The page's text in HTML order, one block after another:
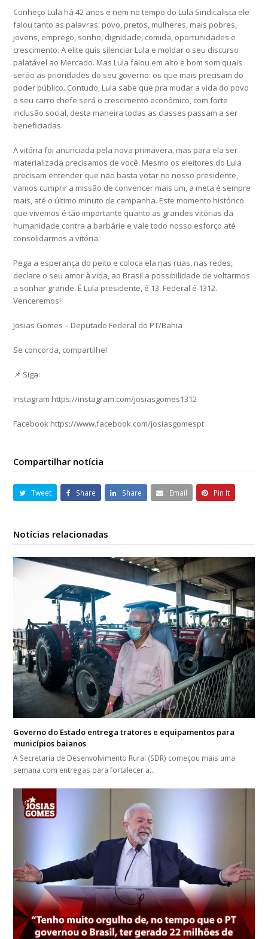
Conheço Lula há 42 anos e nem no tempo do Lula Sindicalista ele
falou tanto as palavras: povo, pretos, mulheres, mais pobres,
jovens, emprego, sonho, dignidade, comida, oportunidades e
crescimento. A elite quis silenciar Lula e moldar o seu discurso
palatável ao Mercado. Mas Lula falou em alto e bom som quais
serão as prioridades do seu governo: os que mais precisam do
poder público. Contudo, Lula sabe que pra mudar a vida do povo
o seu carro chefe será o crescimento econômico, com forte
inclusão social, desta maneira todas as classes passam a ser
beneficiadas.
A vitória foi anunciada pela nova primavera, mas para ela ser
materializada precisamos de você. Mesmo os eleitores do Lula
precisam entender que não basta votar no nosso presidente,
vamos cumprir a missão de convencer mais um, a meta é sempre
mais, até o último minuto de campanha. Este momento histórico
que vivemos é tão importante quanto as grandes vitórias da
humanidade contra a barbárie e vale todo nosso esforço até
consolidarmos a vitória.
Pega a esperança do peito e coloca ela nas ruas, nas redes,
declare o seu amor à vida, ao Brasil a possibilidade de voltarmos
a sonhar grande. É Lula presidente, é 13. Federal é 1312.
Venceremos!
Josias Gomes – Deputado Federal do PT/Bahia
Se concorda, compartilhe!
📌 Siga:
Instagram https://instagram.com/josiasgomes1312
Facebook https://www.facebook.com/josiasgomespt
Compartilhar notícia
Tweet Share Share Email Pin It
Notícias relacionadas
Governo do Estado entrega tratores e equipamentos para
municípios baianos
A Secretaria de Desenvolvimento Rural (SDR) começou mais uma
semana com entregas para fortalecer a…